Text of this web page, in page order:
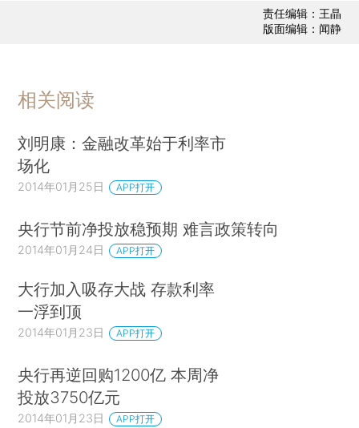
责任编辑：王晶
版面编辑：闻静
相关阅读
刘明康：金融改革始于利率市
场化
2014年01月25日 APP打开
央行节前净投放稳预期 难言政策转向
2014年01月24日 APP打开
大行加入吸存大战 存款利率
一浮到顶
2014年01月23日 APP打开
央行再逆回购1200亿 本周净
投放3750亿元
2014年01月23日 APP打开